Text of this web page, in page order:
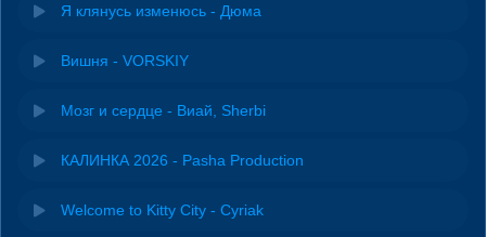
Я клянусь изменюсь - Дюма
Вишня - VORSKIY
Мозг и сердце - Виай, Sherbi
КАЛИНКА 2026 - Pasha Production
Welcome to Kitty City - Cyriak